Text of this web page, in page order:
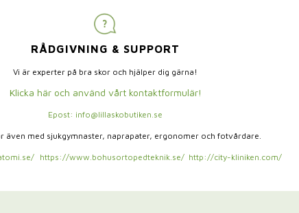
RÅDGIVNING & SUPPORT
Vi är experter på bra skor och hjälper dig gärna!
Klicka här och använd vårt kontaktformulär!
Epost: info@lillaskobutiken.se
även med sjukgymnaster, naprapater, ergonomer och fotvårdare.
https://www.bohusortopedteknik.se/ http://city-kliniken.com/